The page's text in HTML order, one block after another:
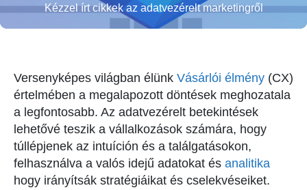
Kézzel írt cikkek az adatvezérelt marketingről
Versenyképes világban élünk Vásárlói élmény (CX)
értelmében a megalapozott döntések meghozatala
a legfontosabb. Az adatvezérelt betekintések
lehetővé teszik a vállalkozások számára, hogy
túllépjenek az intuíción és a találgatásokon,
felhasználva a valós idejű adatokat és analitika
hogy irányítsák stratégiáikat és cselekvéseiket.